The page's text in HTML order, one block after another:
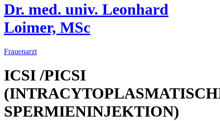
Dr. med. univ. Leonhard
Loimer, MSc
Frauenarzt
ICSI /PICSI
SPERMIENINJEKTION)